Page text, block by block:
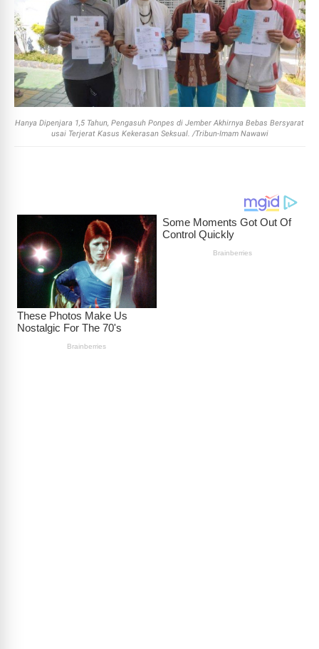
Hanya Dipenjara 1,5 Tahun, Pengasuh Ponpes di Jember Akhirnya Bebas Bersyarat
usai Terjerat Kasus Kekerasan Seksual. /Tribun-Imam Nawawi